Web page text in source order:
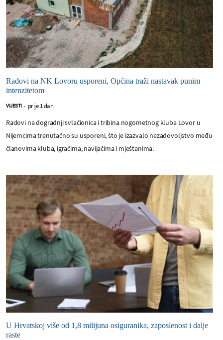
Radovi na NK Lovoru usporeni, Općina traži nastavak punim
intenzitetom
VIJESTI - prije 1 dan
Radovi na dogradnji svlačionica i tribina nogometnog kluba Lovor u
Nijemcima trenutačno su usporeni, što je izazvalo nezadovoljstvo među
članovima kluba, igračima, navijačima i mještanima.
U Hrvatskoj više od 1,8 milijuna osiguranika, zaposlenost i dalje
raste